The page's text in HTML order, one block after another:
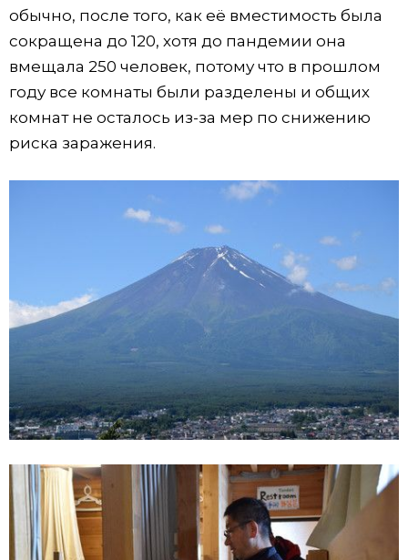
обычно, после того, как её вместимость была
сокращена до 120, хотя до пандемии она
вмещала 250 человек, потому что в прошлом
году все комнаты были разделены и общих
комнат не осталось из-за мер по снижению
риска заражения.